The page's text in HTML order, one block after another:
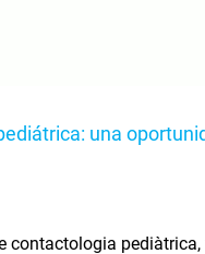
una
contactologia pediàtrica,